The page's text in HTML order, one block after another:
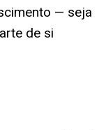
— seja
de si